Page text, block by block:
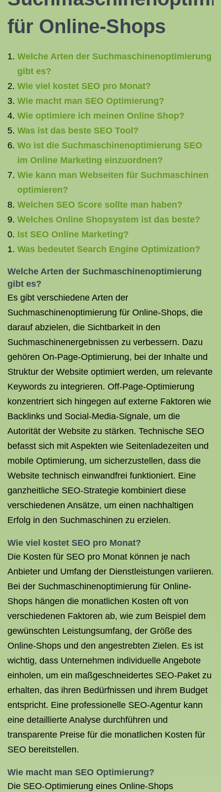
für Online-Shops
Welche Arten der Suchmaschinenoptimierung
gibt es?
Wie viel kostet SEO pro Monat?
Wie macht man SEO Optimierung?
Wie optimiere ich meinen Online Shop?
Was ist das beste SEO Tool?
Wo ist die Suchmaschinenoptimierung SEO
im Online Marketing einzuordnen?
Wie kann man Webseiten für Suchmaschinen
optimieren?
Welchen SEO Score sollte man haben?
Welches Online Shopsystem ist das beste?
Ist SEO Online Marketing?
Was bedeutet Search Engine Optimization?
Welche Arten der Suchmaschinenoptimierung
gibt es?
Es gibt verschiedene Arten der
Suchmaschinenoptimierung für Online-Shops, die
darauf abzielen, die Sichtbarkeit in den
Suchmaschinenergebnissen zu verbessern. Dazu
gehören On-Page-Optimierung, bei der Inhalte und
Struktur der Website optimiert werden, um relevante
Keywords zu integrieren. Off-Page-Optimierung
konzentriert sich hingegen auf externe Faktoren wie
Backlinks und Social-Media-Signale, um die
Autorität der Website zu stärken. Technische SEO
befasst sich mit Aspekten wie Seitenladezeiten und
mobile Optimierung, um sicherzustellen, dass die
Website technisch einwandfrei funktioniert. Eine
ganzheitliche SEO-Strategie kombiniert diese
verschiedenen Ansätze, um einen nachhaltigen
Erfolg in den Suchmaschinen zu erzielen.
Wie viel kostet SEO pro Monat?
Die Kosten für SEO pro Monat können je nach
Anbieter und Umfang der Dienstleistungen variieren.
Bei der Suchmaschinenoptimierung für Online-
Shops hängen die monatlichen Kosten oft von
verschiedenen Faktoren ab, wie zum Beispiel dem
gewünschten Leistungsumfang, der Größe des
Online-Shops und den angestrebten Zielen. Es ist
wichtig, dass Unternehmen individuelle Angebote
einholen, um ein maßgeschneidertes SEO-Paket zu
erhalten, das ihren Bedürfnissen und ihrem Budget
entspricht. Eine professionelle SEO-Agentur kann
eine detaillierte Analyse durchführen und
transparente Preise für die monatlichen Kosten für
SEO bereitstellen.
Wie macht man SEO Optimierung?
Die SEO-Optimierung eines Online-Shops